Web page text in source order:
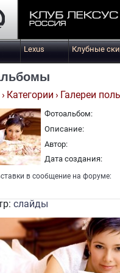
Lexus Клубные
Категории Галереи
Фотоальбом:
Описание:
Автор:
Дата создания:
в сообщение на форуме:
слайды